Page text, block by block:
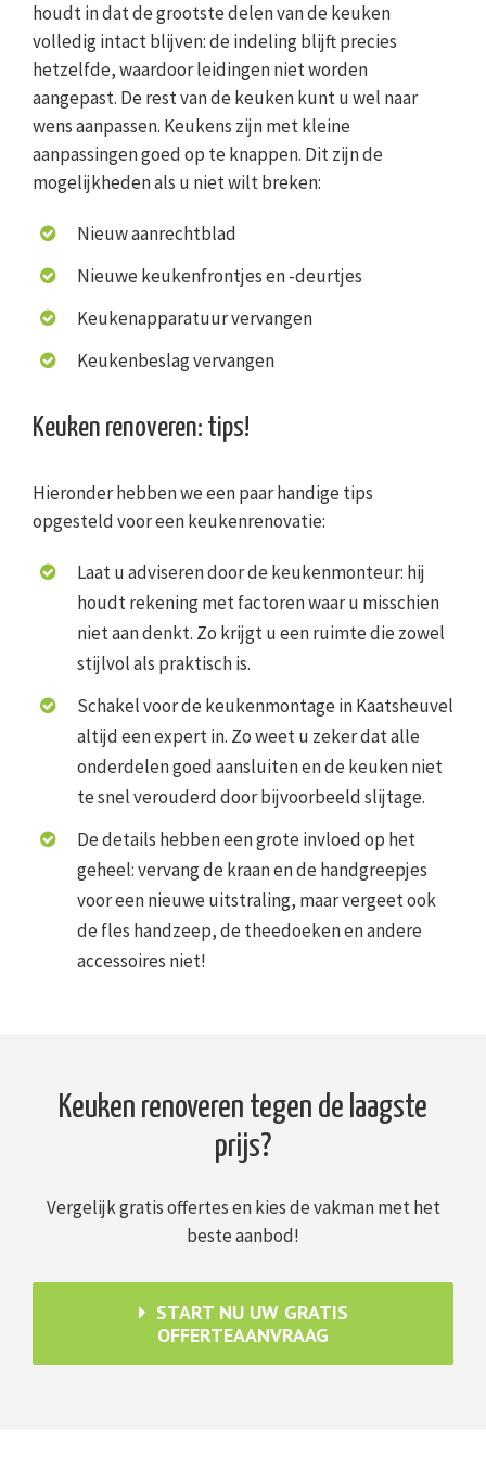
houdt in dat de grootste delen van de keuken
volledig intact blijven: de indeling blijft precies
hetzelfde, waardoor leidingen niet worden
aangepast. De rest van de keuken kunt u wel naar
wens aanpassen. Keukens zijn met kleine
aanpassingen goed op te knappen. Dit zijn de
mogelijkheden als u niet wilt breken:
Nieuw aanrechtblad
Nieuwe keukenfrontjes en -deurtjes
Keukenapparatuur vervangen
Keukenbeslag vervangen
Keuken renoveren: tips!
Hieronder hebben we een paar handige tips
opgesteld voor een keukenrenovatie:
Laat u adviseren door de keukenmonteur: hij
houdt rekening met factoren waar u misschien
niet aan denkt. Zo krijgt u een ruimte die zowel
stijlvol als praktisch is.
Schakel voor de keukenmontage in Kaatsheuvel
altijd een expert in. Zo weet u zeker dat alle
onderdelen goed aansluiten en de keuken niet
te snel verouderd door bijvoorbeeld slijtage.
De details hebben een grote invloed op het
geheel: vervang de kraan en de handgreepjes
voor een nieuwe uitstraling, maar vergeet ook
de fles handzeep, de theedoeken en andere
accessoires niet!
Keuken renoveren tegen de laagste
prijs?
Vergelijk gratis offertes en kies de vakman met het
beste aanbod!
START NU UW GRATIS
OFFERTEAANVRAAG